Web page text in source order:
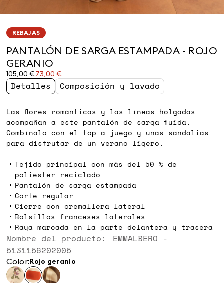
REBAJAS
PANTALÓN DE SARGA ESTAMPADA - ROJO
GERANIO
105,00 €73,00 €
Precio
original
105,00
Precio
actual
73,00
Detalles Composición y lavado
Las flores románticas y las líneas holgadas
acompañan a este pantalón de sarga fluida.
Combínalo con el top a juego y unas sandalias
para disfrutar de un verano ligero.
Tejido principal con más del 50 % de
poliéster reciclado
Pantalón de sarga estampada
Corte regular
Cierre con cremallera lateral
Bolsillos franceses laterales
Raya marcada en la parte delantera y trasera
Nombre del producto: EMMALBERO -
5131156202005
Color: rojo geranio